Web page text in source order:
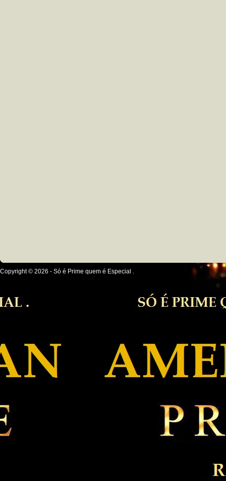
Copyright © 2026 - Só é Prime quem é Especial .